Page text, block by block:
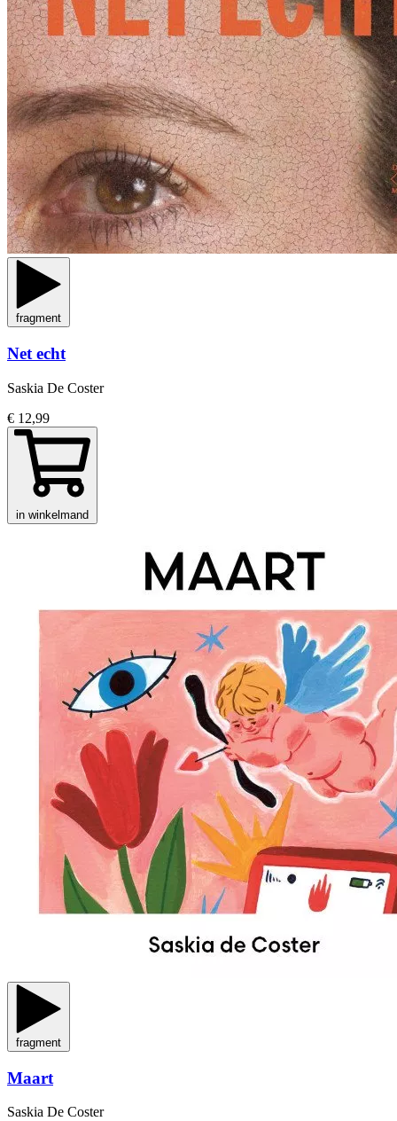
fragment
Net echt
Saskia De Coster
€ 12,99
in winkelmand
fragment
Maart
Saskia De Coster